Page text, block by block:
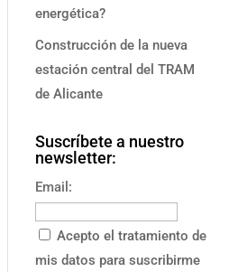
energética?
Construcción de la nueva
estación central del TRAM
de Alicante
Suscríbete a nuestro
newsletter:
Email:
Acepto el tratamiento de
mis datos para suscribirme